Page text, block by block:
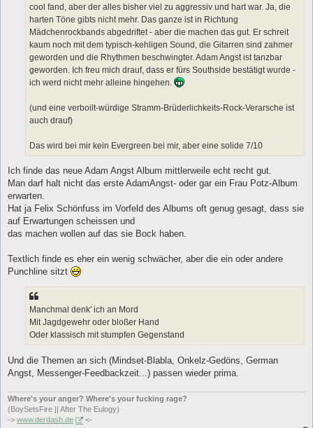
cool fand, aber der alles bisher viel zu aggressiv und hart war. Ja, die
harten Töne gibts nicht mehr. Das ganze ist in Richtung
Mädchenrockbands abgedriftet - aber die machen das gut. Er schreit
kaum noch mit dem typisch-kehligen Sound, die Gitarren sind zahmer
geworden und die Rhythmen beschwingter. Adam Angst ist tanzbar
geworden. Ich freu mich drauf, dass er fürs Southside bestätigt wurde -
ich werd nicht mehr alleine hingehen.
(und eine verboilt-würdige Stramm-Brüderlichkeits-Rock-Verarsche ist
auch drauf)
Das wird bei mir kein Evergreen bei mir, aber eine solide 7/10
Ich finde das neue Adam Angst Album mittlerweile echt recht gut.
Man darf halt nicht das erste AdamAngst- oder gar ein Frau Potz-Album
erwarten.
Hat ja Felix Schönfuss im Vorfeld des Albums oft genug gesagt, dass sie
auf Erwartungen scheissen und
das machen wollen auf das sie Bock haben.
Textlich finde es eher ein wenig schwächer, aber die ein oder andere
Punchline sitzt
Manchmal denk' ich an Mord
Mit Jagdgewehr oder bloßer Hand
Oder klassisch mit stumpfen Gegenstand
Und die Themen an sich (Mindset-Blabla, Onkelz-Gedöns, German
Angst, Messenger-Feedbackzeit...) passen wieder prima.
Where's your anger? Where's your fucking rage?
(BoySetsFire || After The Eulogy)
-> www.derdash.de <-